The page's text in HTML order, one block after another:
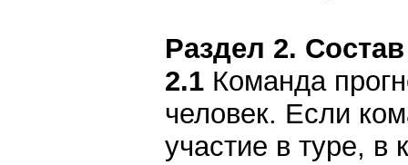
Раздел 2.
2.1 Команда
человек. Если
участие в туре, в